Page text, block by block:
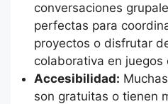
conversaciones
perfectas para
proyectos o disfrutar
colaborativa en juegos
Accesibilidad:
son gratuitas o tienen